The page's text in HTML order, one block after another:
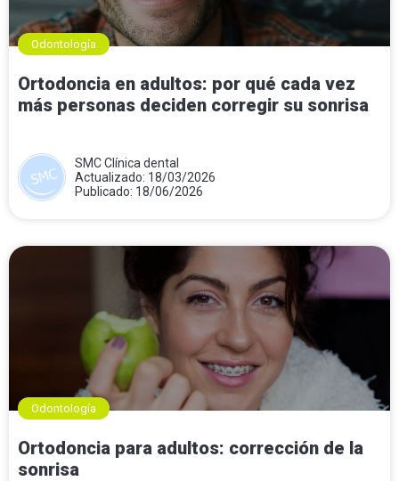
Odontología
Ortodoncia en adultos: por qué cada vez
más personas deciden corregir su sonrisa
SMC Clínica dental
Actualizado: 18/03/2026
Publicado: 18/06/2026
Odontología
Ortodoncia para adultos: corrección de la
sonrisa